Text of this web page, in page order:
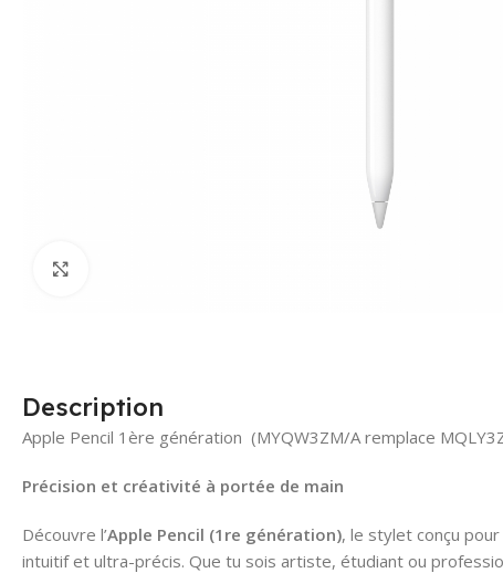
Description
Apple Pencil 1ère génération (MYQW3ZM/A remplace
Précision et créativité à portée de main
Découvre l’Apple Pencil (1re génération), le stylet conçu
intuitif et ultra-précis. Que tu sois artiste, étudiant ou